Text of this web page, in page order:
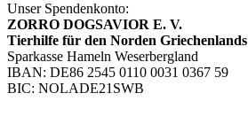
Unser Spendenkonto:
ZORRO DOGSAVIOR E. V.
Tierhilfe für den Norden Griechenlands
Sparkasse Hameln Weserbergland
IBAN: DE86 2545 0110 0031 0367 59
BIC: NOLADE21SWB